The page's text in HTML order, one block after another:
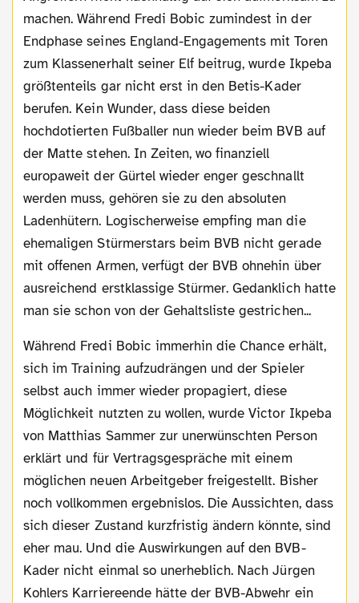
machen. Während Fredi Bobic zumindest in der
Endphase seines England-Engagements mit Toren
zum Klassenerhalt seiner Elf beitrug, wurde Ikpeba
größtenteils gar nicht erst in den Betis-Kader
berufen. Kein Wunder, dass diese beiden
hochdotierten Fußballer nun wieder beim BVB auf
der Matte stehen. In Zeiten, wo finanziell
europaweit der Gürtel wieder enger geschnallt
werden muss, gehören sie zu den absoluten
Ladenhütern. Logischerweise empfing man die
ehemaligen Stürmerstars beim BVB nicht gerade
mit offenen Armen, verfügt der BVB ohnehin über
ausreichend erstklassige Stürmer. Gedanklich hatte
man sie schon von der Gehaltsliste gestrichen...
Während Fredi Bobic immerhin die Chance erhält,
sich im Training aufzudrängen und der Spieler
selbst auch immer wieder propagiert, diese
Möglichkeit nutzten zu wollen, wurde Victor Ikpeba
von Matthias Sammer zur unerwünschten Person
erklärt und für Vertragsgespräche mit einem
möglichen neuen Arbeitgeber freigestellt. Bisher
noch vollkommen ergebnislos. Die Aussichten, dass
sich dieser Zustand kurzfristig ändern könnte, sind
eher mau. Und die Auswirkungen auf den BVB-
Kader nicht einmal so unerheblich. Nach Jürgen
Kohlers Karriereende hätte der BVB-Abwehr ein